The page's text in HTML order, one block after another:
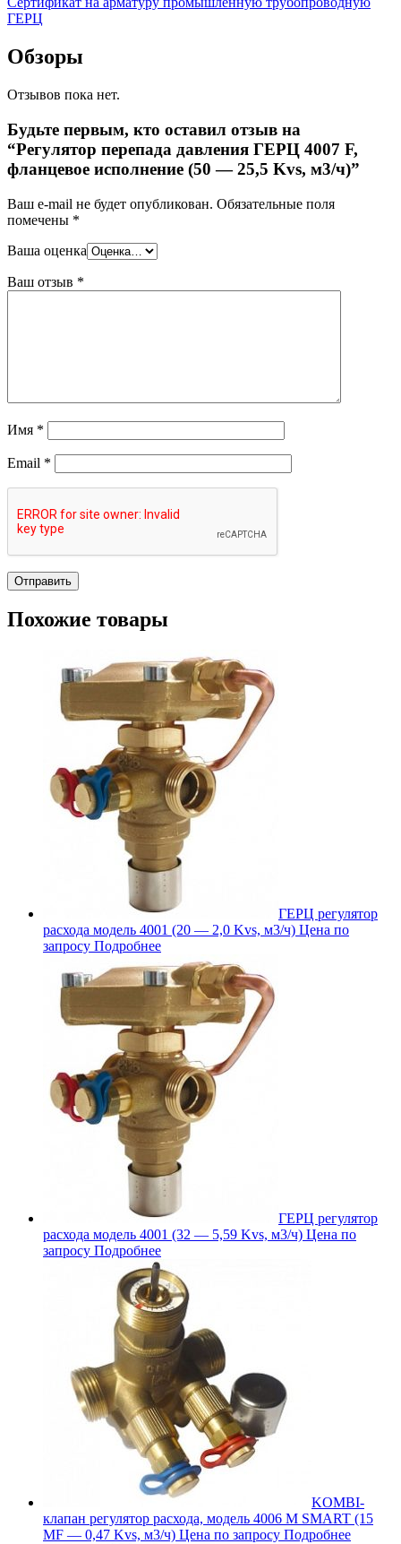
ГЕРЦ
Обзоры
Отзывов пока нет.
Будьте первым, кто оставил отзыв на
“Регулятор перепада давления ГЕРЦ 4007 F,
фланцевое исполнение (50 — 25,5 Kvs, м3/ч)”
Ваш e-mail не будет опубликован. Обязательные поля
помечены *
Ваша оценка
Ваш отзыв *
Имя *
Email *
Похожие товары
ГЕРЦ регулятор
расхода модель 4001 (20 — 2,0 Kvs, м3/ч) Цена по
запросу Подробнее
ГЕРЦ регулятор
расхода модель 4001 (32 — 5,59 Kvs, м3/ч) Цена по
запросу Подробнее
KOMBI-
клапан регулятор расхода, модель 4006 M SMART (15
MF — 0,47 Kvs, м3/ч) Цена по запросу Подробнее